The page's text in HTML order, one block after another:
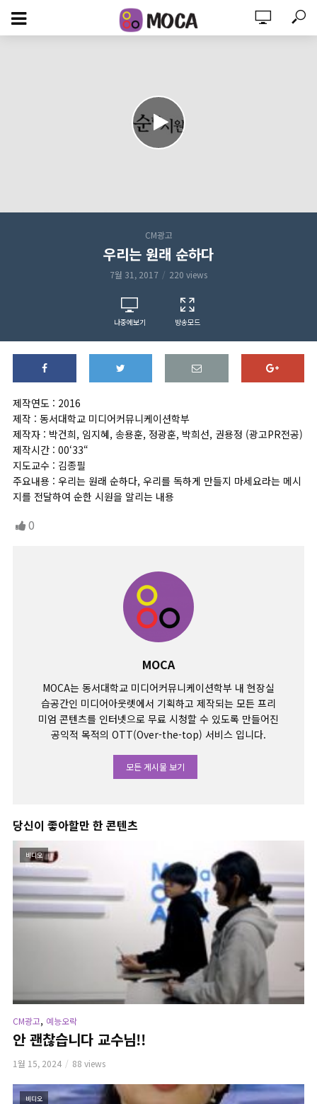
CM광고
우리는 원래 순하다
7월 31, 2017 220 views
나중에보기 방송모드
제작연도 : 2016
제작 : 동서대학교 미디어커뮤니케이션학부
제작자 : 박건희, 임지혜, 송용훈, 정광훈, 박희선, 권용정 (광고PR전공)
제작시간 : 00‘33“
지도교수 : 김종필
주요내용 : 우리는 원래 순하다, 우리를 독하게 만들지 마세요라는 메시
지를 전달하여 순한 시원을 알리는 내용
0
MOCA
MOCA는 동서대학교 미디어커뮤니케이션학부 내 현장실
습공간인 미디어아웃렛에서 기획하고 제작되는 모든 프리
미엄 콘텐츠를 인터넷으로 무료 시청할 수 있도록 만들어진
공익적 목적의 OTT(Over-the-top) 서비스 입니다.
모든 게시물 보기
당신이 좋아할만 한 콘텐츠
비디오
CM광고, 예능오락
안 괜찮습니다 교수님!!
1월 15, 2024 88 views
비디오